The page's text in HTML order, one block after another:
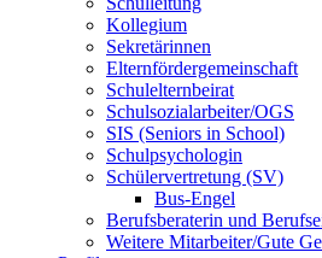
Kollegium
Sekretärinnen
Elternfördergemeinschaft
Schulelternbeirat
Schulsozialarbeiter/OGS
SIS (Seniors in School)
Schulpsychologin
Schülervertretung (SV)
Bus-Engel
Berufsberaterin und
Weitere Mitarbeiter/Gute